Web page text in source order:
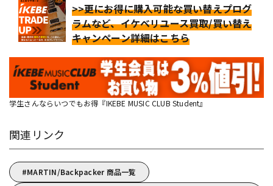
>>更にお得に購入可能な買い替えプログ
ラムなど、イケベリユース買取/買い替え
キャンペーン詳細はこちら
学生さんならいつでもお得『IKEBE MUSIC CLUB Student』
関連リンク
MARTIN/Backpacker 商品一覧